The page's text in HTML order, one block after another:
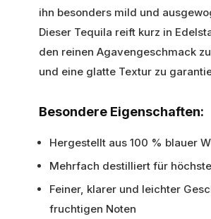
ihn besonders mild und
Dieser Tequila reift kurz in
den reinen Agavengeschmack
und eine glatte Textur zu
Besondere Eigenschaften:
Hergestellt aus 100 % blauer
Mehrfach destilliert für
Feiner, klarer und leichter
fruchtigen Noten